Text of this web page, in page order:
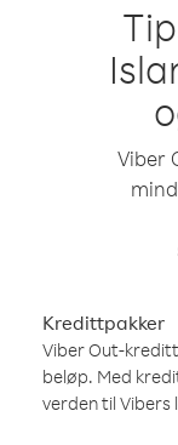
Viber
Kredittpakker
Viber Out-
beløp. Med
verden til Vibers